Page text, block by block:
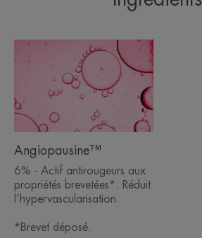
Angiopausine™
6% - Actif antirougeurs aux
propriétés brevetées*. Réduit
l’hypervascularisation.
*Brevet déposé.